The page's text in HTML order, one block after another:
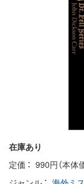
在庫あり
定価
990円（本体